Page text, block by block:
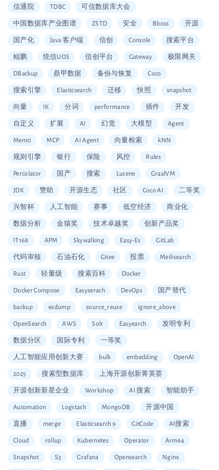
信通院 TDBC 可信数据库大会
中国数据库产业图谱 ZSTD 安全 Bboss 开源
国产化 Java 客户端 信创 Console 搜索平台
鲲鹏 统信UOS 信创平台 Gateway 极限网关
DBackup 鼎甲数据 备份与恢复 Coco
搜索引擎 Elasticsearch 迁移 快照 snapshot
向量 IK 分词 performance 插件 开发
自定义 扩展 AI 幻觉 大模型 Agent
Mem0 MCP AI Agent 向量检索 kNN
规则引擎 银行 保险 风控 Rules
Percolator 国产 搜索 Lucene GraalVM
JDK 赞助 开源生态 社区 Coco AI 二等奖
兴智杯 人工智能 赛事 低空经济 商业化
数据分析 金猿奖 技术卓越奖 创新产品奖
IT168 APM Skywalking Easy-Es GitLab
代码审核 石油石化 Gitee 投票 Meilisearch
Rust 轻量级 搜索百科 Docker
Docker Compose Easyserach DevOps 国产替代
backup esdump source_reuse ignore_above
OpenSearch AWS Solr Easyearch 发明专利
数据分区 国际专利 一等奖
人工智能应用创新大赛 bulk embedding OpenAI
2025 搜索型数据库 上海开源创新菁英荟
开源创新新星企业 Workshop AI 搜索 智能助手
Automation Logstash MongoDB 开源中国
直播 merge Elasticsearch 9 GitCode AI搜索
Cloud rollup Kubernetes Operator Arm64
Snapshot S3 Grafana Opensearch Nginx